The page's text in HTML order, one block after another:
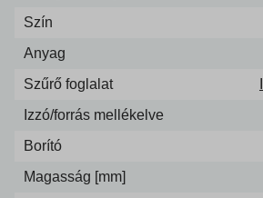
Szín
Anyag
Szűrő foglalat
Izzó/forrás mellékelve
Borító
Magasság [mm]